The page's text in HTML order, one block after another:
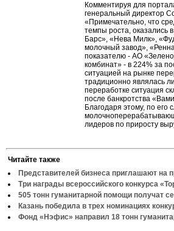
Комментируя для
генеральный директор
«Примечательно, что
темпы роста, оказались
Барс», «Нева Милк»,
молочный завод»,
показателю - АО
комбинат» - в 224% за
ситуацией на рынке
традиционно являлась
переработке ситуация
после банкротства
Благодаря этому, по его
лидеров по приросту
Читайте также
Представителей бизнеса приглашают на
Три награды всероссийского конкурса
505 тонн гуманитарной помощи получат
Казань победила в трех номинациях
Фонд «Нэфис» направил 18 тонн